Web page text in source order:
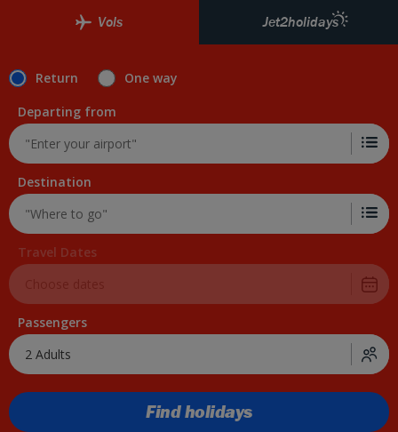
Vols Jet2holidays
Return
One way
Departing from
Destination
Travel Dates
Passengers
2 Adults
Find holidays